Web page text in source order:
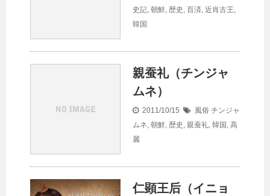
史記, 朝鮮, 歴史 , 百済, 近肖古王,
韓国
親蚕礼（チンジャ
ムネ）
2011/10/15 風俗 チンジャ
ムネ, 朝鮮, 歴史 , 親蚕礼, 韓国 , 高
麗
仁顕王后（イニョ